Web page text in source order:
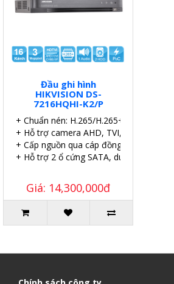
Đầu ghi hình
HIKVISION DS-
7216HQHI-K2/P
+ Chuẩn nén: H.265/H.265+.
+ Hỗ trợ camera AHD, TVI, CVI, IP
+ Cấp nguồn qua cáp đồng trục (PoC).
+ Hỗ trợ 2 ổ cứng SATA, dung lượng 6TB.
Giá: 14,300,000đ